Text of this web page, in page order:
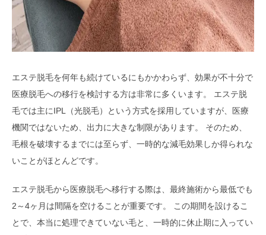
エステ脱毛を何年も続けているにもかかわらず、効果が不十分で
医療脱毛への移行を検討する方は非常に多くいます。 エステ脱
毛では主にIPL（光脱毛）という方式を採用していますが、医療
機関ではないため、出力に大きな制限があります。 そのため、
毛根を破壊するまでには至らず、一時的な減毛効果しか得られな
いことがほとんどです。
エステ脱毛から医療脱毛へ移行する際は、最終施術から最低でも
2～4ヶ月は間隔を空けることが重要です。 この期間を設けるこ
とで、本当に処理できていない毛と、一時的に休止期に入ってい